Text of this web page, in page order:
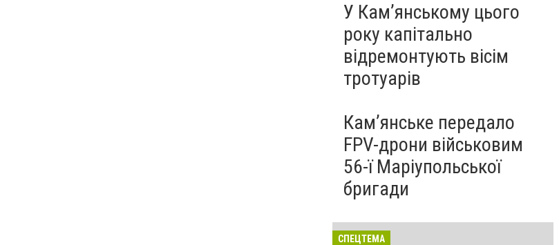
У Кам’янському цього
року капітально
відремонтують вісім
тротуарів
Кам’янське передало
FPV-дрони військовим
56-ї Маріупольської
бригади
СПЕЦТЕМА